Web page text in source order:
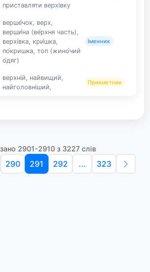
приставляти верхівку
верше́чок, верх,
верши́на (ве́рхня часть),
верхі́вка, кри́шка,
по́кришка, топ (жино́чий
о́дяг)
Іменник
верхній, найвищий,
найголовніший,
Прикметник
2901-2910 з 3227 слів
290 291 292 ... 323